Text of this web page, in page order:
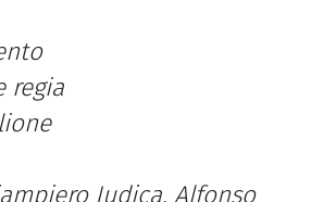
regia
Judica, Alfonso